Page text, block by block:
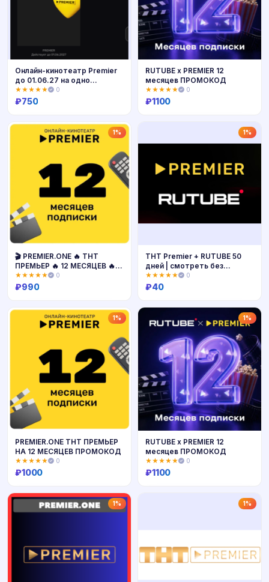
Купить
Онлайн-кинотеатр Premier
до 01.06.27 на одно
устройство
★★★★★ 0
₽750
RUTUBE х PREMIER 12
месяцев ПРОМОКОД
★★★★★ 0
₽1100
1%
Купить
🎬 PREMIER.ONE 🔥 ТНТ
ПРЕМЬЕР 🔥 12 МЕСЯЦЕВ 🔥
ПРОМОКОД
★★★★★ 0
₽990
1%
Купить
ТНТ Premier + RUTUBE 50
дней | смотреть без
рекламы, промокод на
полноценную подписку
★★★★★ 0
₽40
1%
Купить
PREMIER.ONE ТНТ ПРЕМЬЕР
НА 12 МЕСЯЦЕВ ПРОМОКОД
★★★★★ 0
₽1000
1%
RUTUBE х PREMIER 12
месяцев ПРОМОКОД
★★★★★ 0
₽1100
1% 1%